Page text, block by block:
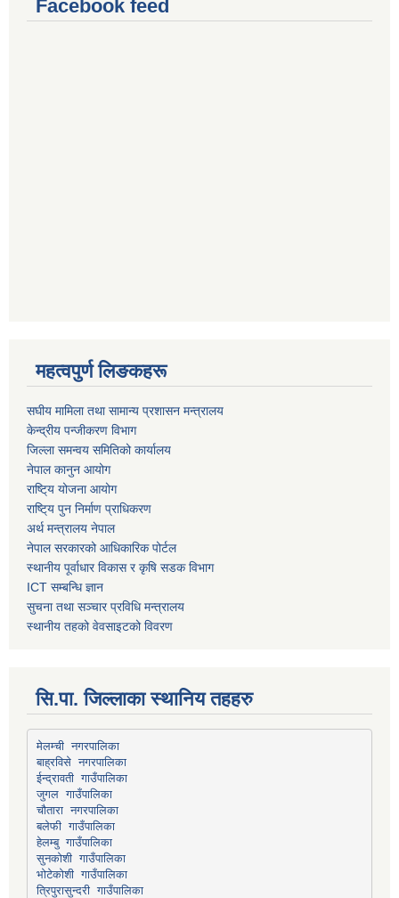
Facebook feed
महत्वपुर्ण लिङकहरू
स‌घीय मामिला तथा सामान्य प्रशासन मन्त्रालय
केन्द्रीय पन्जीकरण विभाग
जिल्ला समन्वय समितिको कार्यालय
नेपाल कानुन आयोग
राष्टि्य योजना आयोग
राष्टि्य पुन निर्माण प्राधिकरण
अर्थ मन्त्रालय नेपाल
नेपाल सरकारको आधिकारिक पोर्टल
स्थानीय पूर्वाधार विकास र कृषि सडक विभाग
ICT सम्बन्धि ज्ञान
सुचना तथा सञ्चार प्रविधि मन्त्रालय
स्थानीय तहको वेवसाइटको विवरण
सि.पा. जिल्लाका स्थानिय तहहरु
मेलम्ची नगरपालिका
बाह्रविसे नगरपालिका
ईन्द्रावती गाउँपालिका
जुगल गाउँपालिका
चौतारा नगरपालिका
बलेफी गाउँपालिका
हेलम्बु गाउँपालिका
सुनकोशी गाउँपालिका
भोटेकोशी गाउँपालिका
त्रिपुरासुन्दरी गाउँपालिका